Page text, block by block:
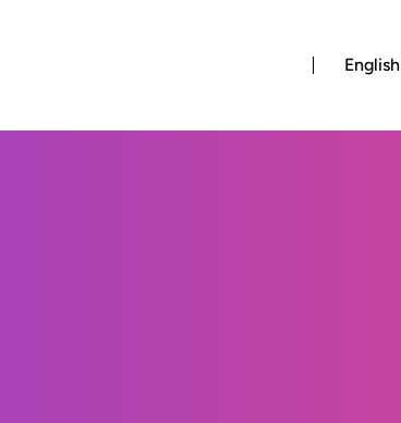
English